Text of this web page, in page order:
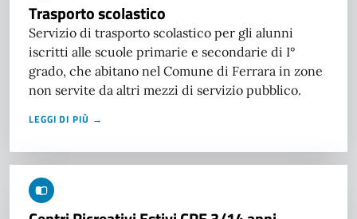
Trasporto scolastico
Servizio di trasporto scolastico per gli alunni
iscritti alle scuole primarie e secondarie di I°
grado, che abitano nel Comune di Ferrara in zone
non servite da altri mezzi di servizio pubblico.
LEGGI DI PIÙ →